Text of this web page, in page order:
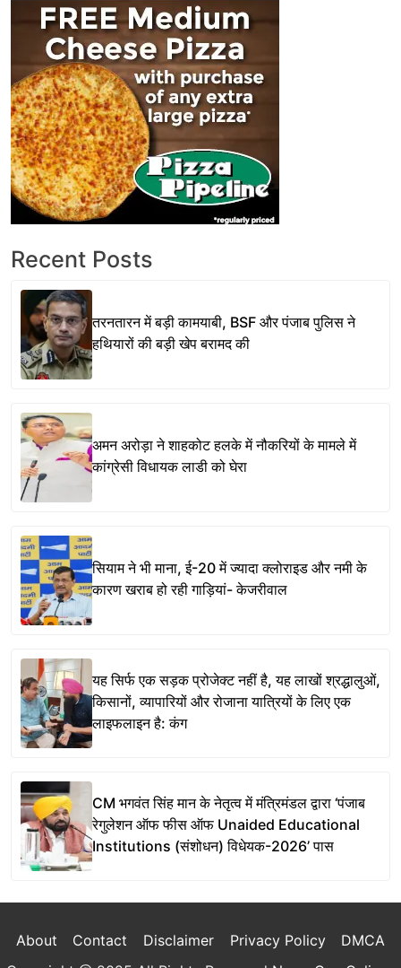
Recent Posts
तरनतारन में बड़ी कामयाबी, BSF और पंजाब पुलिस ने
हथियारों की बड़ी खेप बरामद की
अमन अरोड़ा ने शाहकोट हलके में नौकरियों के मामले में
कांग्रेसी विधायक लाडी को घेरा
सियाम ने भी माना, ई-20 में ज्यादा क्लोराइड और नमी के
कारण खराब हो रही गाड़ियां- केजरीवाल
यह सिर्फ एक सड़क प्रोजेक्ट नहीं है, यह लाखों श्रद्धालुओं,
किसानों, व्यापारियों और रोजाना यात्रियों के लिए एक
लाइफलाइन है: कंग
CM भगवंत सिंह मान के नेतृत्व में मंत्रिमंडल द्वारा ‘पंजाब
रेगुलेशन ऑफ फीस ऑफ Unaided Educational
Institutions (संशोधन) विधेयक-2026’ पास
About Contact Disclaimer Privacy Policy
DMCA